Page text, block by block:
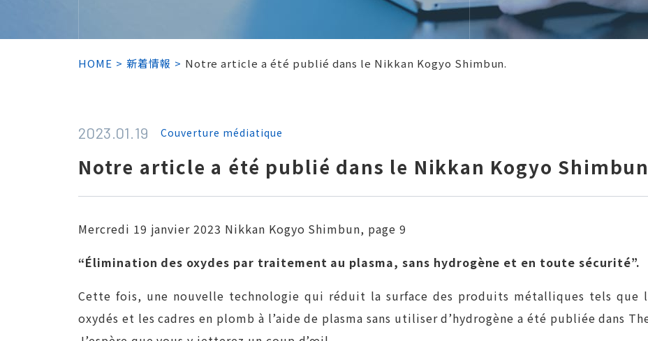
HOME 新着情報 Notre article a été publié dans le Nikkan Kogyo Shimbun.
2023.01.19 Couverture médiatique
Notre article a été publié dans le Nikkan Kogyo
Mercredi 19 janvier 2023 Nikkan Kogyo Shimbun, page 9
“Élimination des oxydes par traitement au plasma, sans hydrogène et en toute sécurité”.
Cette fois, une nouvelle technologie qui réduit la surface des produits métalliques tels que
oxydés et les cadres en plomb à l’aide de plasma sans utiliser d’hydrogène a été publiée dans